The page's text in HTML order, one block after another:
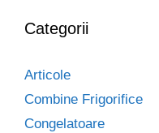
Categorii
Articole
Combine Frigorifice
Congelatoare